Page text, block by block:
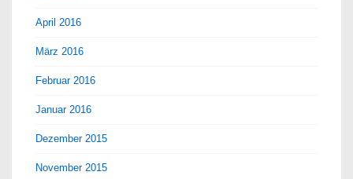
April 2016
März 2016
Februar 2016
Januar 2016
Dezember 2015
November 2015